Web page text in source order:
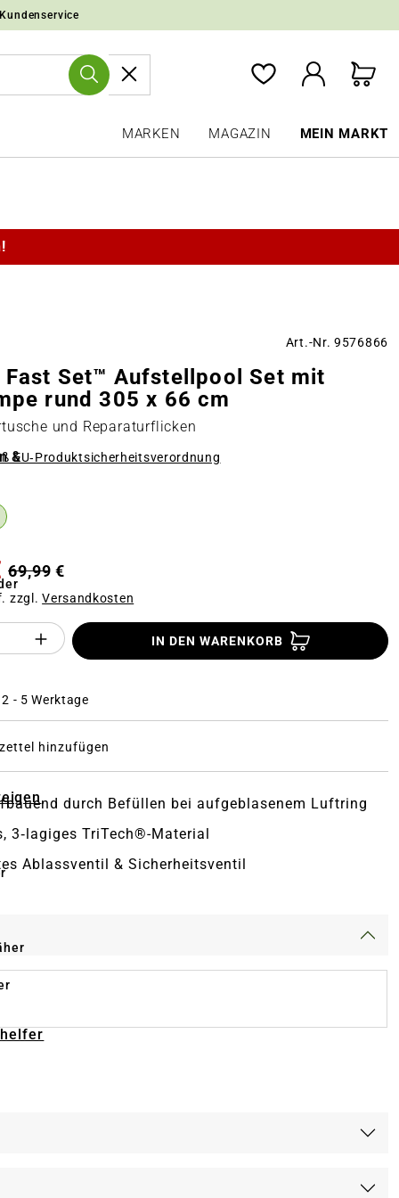
MARKEN MAGAZIN MEIN MARKT
&
Art.-Nr. 9576866
Fast Set™ Aufstellpool Set mit
rund 305 x 66 cm
und Reparaturflicken
EU‑Produktsicherheitsverordnung
69,99 €
zzgl.Versandkosten
des Produktes "%product%":
IN DEN WARENKORB
- 5 Werktage
hinzufügen
durch Befüllen bei aufgeblasenem Luftring
3‑lagiges TriTech®-Material
Ablassventil & Sicherheitsventil